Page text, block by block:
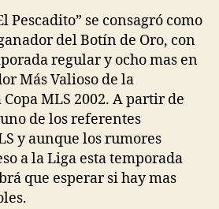
Pescadito” se consagró como
del Botín de Oro, con
regular y ocho mas en
Más Valioso de la
MLS 2002. A partir de
de los referentes
y aunque los rumores
a la Liga esta temporada
que esperar si hay mas